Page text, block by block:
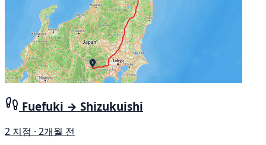
Fuefuki → Shizukuishi
2 지점 · 2개월 전